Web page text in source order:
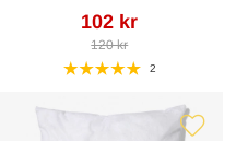
102 kr
120 kr
2